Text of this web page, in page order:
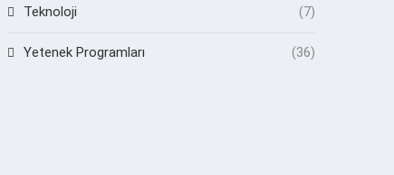
Teknoloji (7)
Yetenek Programları (36)